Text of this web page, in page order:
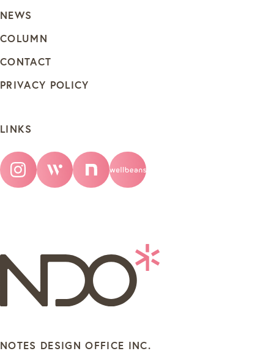
NEWS
COLUMN
CONTACT
PRIVACY POLICY
LINKS
NOTES DESIGN OFFICE INC.